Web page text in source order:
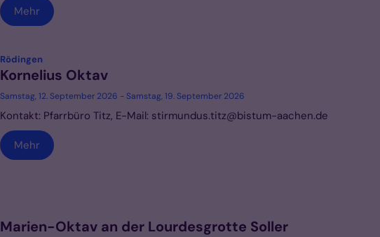
Mehr
Rödingen
Kornelius Oktav
Samstag, 12. September 2026 - Samstag, 19. September 2026
Kontakt: Pfarrbüro Titz, E-Mail: stirmundus.titz@bistum-aachen.de
Mehr
Marien-Oktav an der Lourdesgrotte Soller